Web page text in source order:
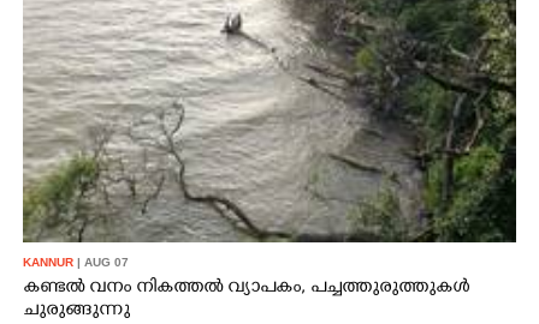
KANNUR | AUG 07
കണ്ടൽ വനം നികത്തൽ വ്യാപകം, പച്ചത്തുരുത്തുകൾ
ചുരുങ്ങുന്നു